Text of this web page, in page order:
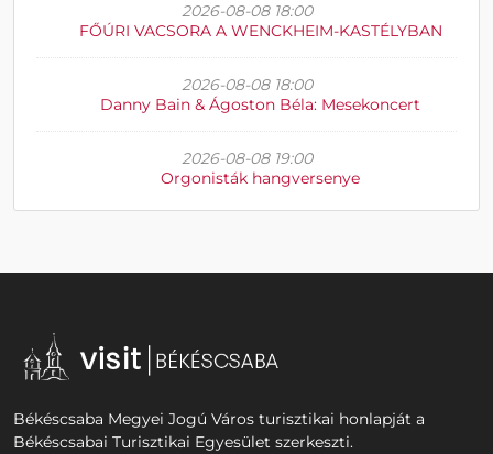
2026-08-08 18:00
FŐÚRI VACSORA A WENCKHEIM-KASTÉLYBAN
2026-08-08 18:00
Danny Bain & Ágoston Béla: Mesekoncert
2026-08-08 19:00
Orgonisták hangversenye
Békéscsaba Megyei Jogú Város turisztikai honlapját a
Békéscsabai Turisztikai Egyesület szerkeszti.